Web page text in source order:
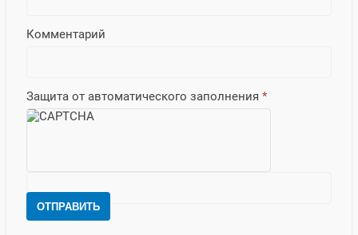
Комментарий
Защита от автоматического заполнения *
ОТПРАВИТЬ